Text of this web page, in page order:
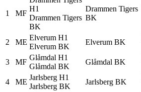
1 MF
H1
Drammen Tigers
BK
Drammen Tigers
BK
2 ME
Elverum H1
Elverum BK
Elverum BK
3 MF
Glåmdal H1
Glåmdal BK
Glåmdal BK
4 ME
Jarlsberg H1
Jarlsberg BK
Jarlsberg BK